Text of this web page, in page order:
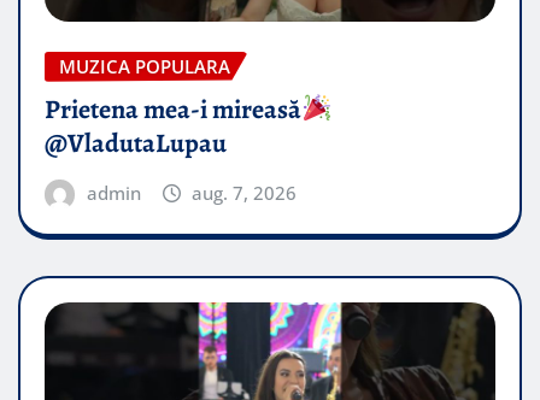
MUZICA POPULARA
Prietena mea-i mireasă​
@VladutaLupau
admin aug. 7, 2026